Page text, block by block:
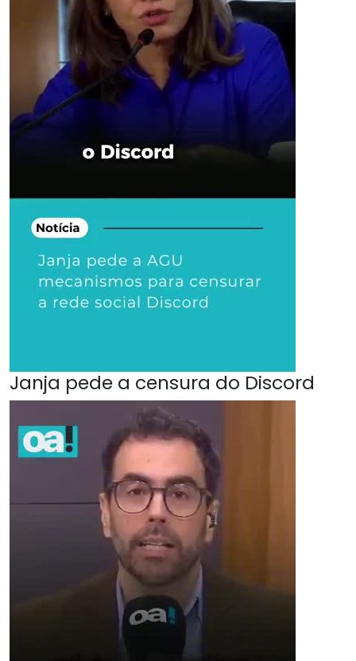
Janja pede a censura do Discord